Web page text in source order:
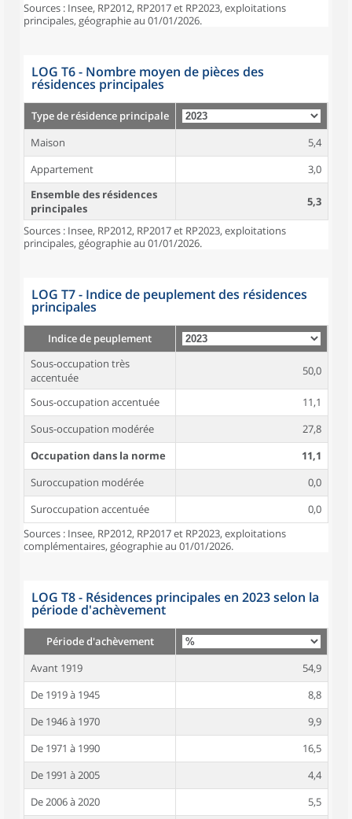
Sources : Insee, RP2012, RP2017 et RP2023, exploitations
principales, géographie au 01/01/2026.
LOG T6 - Nombre moyen de pièces des
résidences principales
Type de résidence principale
Maison
5,4
Appartement
3,0
Ensemble des résidences
principales
5,3
Sources : Insee, RP2012, RP2017 et RP2023, exploitations
principales, géographie au 01/01/2026.
LOG T7 - Indice de peuplement des résidences
principales
Indice de peuplement
Sous-occupation très
accentuée
50,0
Sous-occupation accentuée
11,1
Sous-occupation modérée
27,8
Occupation dans la norme
11,1
Suroccupation modérée
0,0
Suroccupation accentuée
0,0
Sources : Insee, RP2012, RP2017 et RP2023, exploitations
complémentaires, géographie au 01/01/2026.
LOG T8 - Résidences principales en 2023 selon la
période d'achèvement
Période d'achèvement
Avant 1919
54,9
De 1919 à 1945
8,8
De 1946 à 1970
9,9
De 1971 à 1990
16,5
De 1991 à 2005
4,4
De 2006 à 2020
5,5